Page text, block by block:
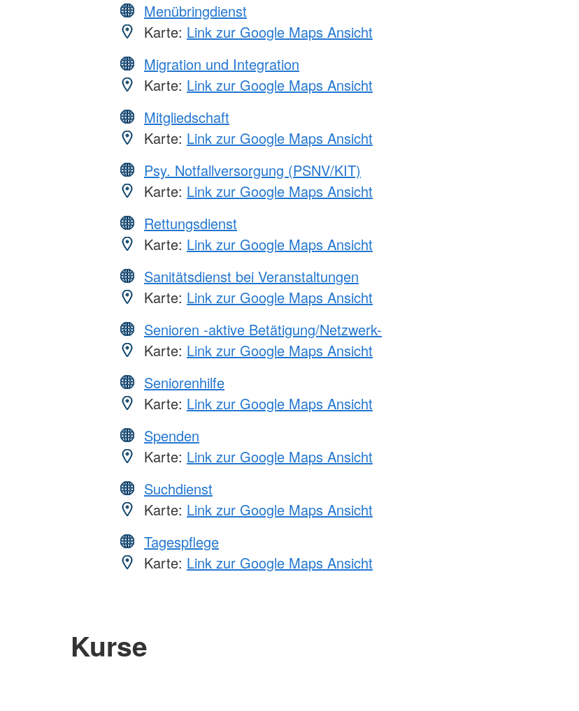
Menübringdienst
Karte: Link zur Google Maps Ansicht
Migration und Integration
Karte: Link zur Google Maps Ansicht
Mitgliedschaft
Karte: Link zur Google Maps Ansicht
Psy. Notfallversorgung (PSNV/KIT)
Karte: Link zur Google Maps Ansicht
Rettungsdienst
Karte: Link zur Google Maps Ansicht
Sanitätsdienst bei Veranstaltungen
Karte: Link zur Google Maps Ansicht
Senioren -aktive Betätigung/Netzwerk-
Karte: Link zur Google Maps Ansicht
Seniorenhilfe
Karte: Link zur Google Maps Ansicht
Spenden
Karte: Link zur Google Maps Ansicht
Suchdienst
Karte: Link zur Google Maps Ansicht
Tagespflege
Karte: Link zur Google Maps Ansicht
Kurse